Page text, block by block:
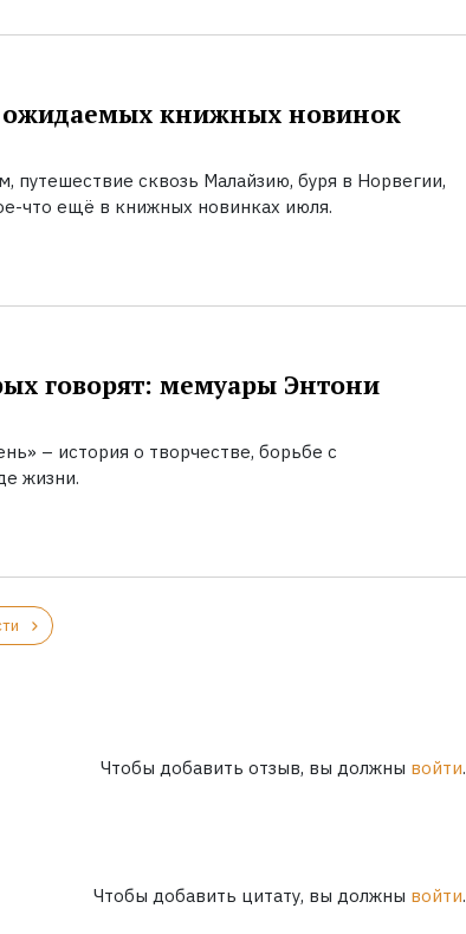
книжных новинок
путешествие сквозь Малайзию, буря в Норвегии,
что ещё в книжных новинках июля.
говорят: мемуары Энтони
– история о творчестве, борьбе с
жизни.
Чтобы добавить отзыв, вы должны войти.
Чтобы добавить цитату, вы должны войти.